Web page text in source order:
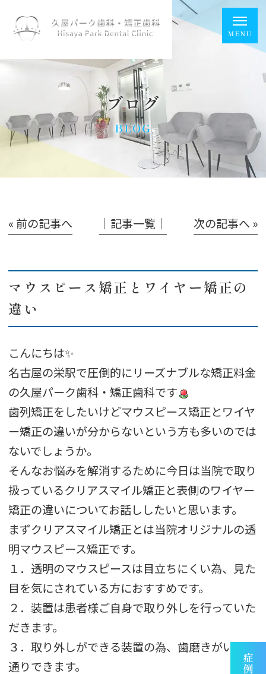
ブログ
BLOG
« 前の記事へ │記事一覧│ 次の記事へ »
マウスピース矯正とワイヤー矯正の
違い
こんにちは✨
名古屋の栄駅で圧倒的にリーズナブルな矯正料金
の久屋パーク歯科・矯正歯科です
歯列矯正をしたいけどマウスピース矯正とワイヤ
ー矯正の違いが分からないという方も多いのでは
ないでしょうか。
そんなお悩みを解消するために今日は当院で取り
扱っているクリアスマイル矯正と表側のワイヤー
矯正の違いについてお話ししたいと思います。
まずクリアスマイル矯正とは当院オリジナルの透
明マウスピース矯正です。
１．透明のマウスピースは目立ちにくい為、見た
目を気にされている方におすすめです。
２．装置は患者様ご自身で取り外しを行っていた
だきます。
３．取り外しができる装置の為、歯磨きがいつも
通りできます。